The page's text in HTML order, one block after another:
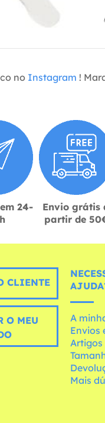
no Instagram !
24-
Envio grátis
partir de
CLIENTE
O MEU
A
Envios
Artigos
Mais